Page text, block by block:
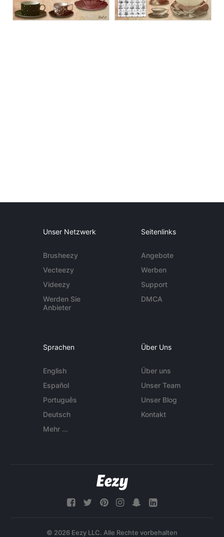
Unser Netzwerk
Brusheezy
Vecteezy
Videezy
Werden Sie
Anbieter
Seitenlinks
Angebote
Werben
Support
DMCA
Sprachen
English
Español
Português
Deutsch
Mehr ...
Über Uns
Über uns
Unser Team
Unser Blog
Kontakt
© 2026 Eezy LLC. Alle Rechte vorbehalten